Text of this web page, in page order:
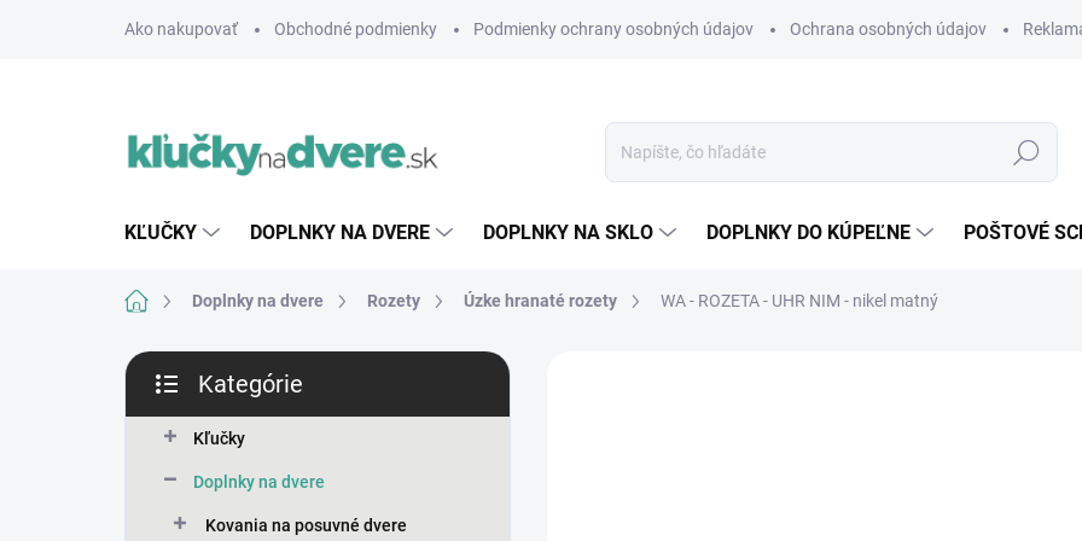
Ako nakupovať Obchodné podmienky Podmienky ochrany osobných údajov Ochrana osobných údajov
Hľadať
KĽUČKY DOPLNKY NA DVERE DOPLNKY NA SKLO DOPLNKY DO KÚPEĽNE POŠTOVÉ
DomovDoplnky na dvere Rozety Úzke hranaté rozety WA - ROZETA - UHR NIM - nikel matný
B
č
kategórie
Kategórie
Kľučky
Doplnky na dvere
Kovania na posuvné dvere